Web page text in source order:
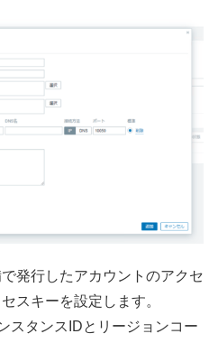
発行したアカウントのアクセ
スキーを設定します。
スタンスIDとリージョンコー